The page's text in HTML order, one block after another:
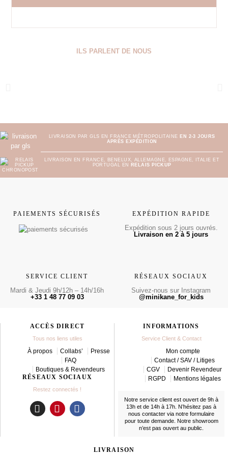
ILS PARLENT DE NOUS
LIVRAISON PAR GLS EN FRANCE MÉTROPOLITAINE EN 2-3 JOURS
APRÈS EXPÉDITION
LIVRAISON EN FRANCE, BENELUX, ALLEMAGNE, ESPAGNE, ITALIE ET
PORTUGAL EN
RELAIS PICKUP
PAIEMENTS SÉCURISÉS EXPÉDITION RAPIDE
Expédition sous 2 jours ouvrés.
Livraison en 2 à 5 jours
SERVICE CLIENT
Mardi & Jeudi 9h/12h – 14h/16h
+33 1 48 77 09 03
RÉSEAUX SOCIAUX
Suivez-nous sur Instagram
@minikane_for_kids
ACCÈS DIRECT
Tous nos liens utiles
À propos Collabs’
Presse
FAQ
Boutiques & Revendeurs
RÉSEAUX SOCIAUX
Restez connectés !
I
P
F
INFORMATIONS
Service Client & Contact
Mon compte
Contact / SAV / Litiges
CGV
Devenir Revendeur
RGPD
Mentions légales
Notre service client est ouvert de 9h à
13h et de 14h à 17h. N’hésitez pas à
nous contacter via notre formulaire
pour toute demande. Notre showroom
n’est pas ouvert au public.
LIVRAISON